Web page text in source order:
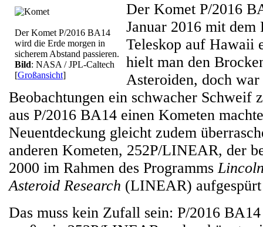
Der Komet P/2016 BA14
wird die Erde morgen in
sicherem Abstand passieren.
Bild: NASA / JPL-Caltech
[Großansicht]
Der Komet P/2016
Januar 2016 mit dem
Teleskop auf Hawaii
hielt man den
Asteroiden, doch
Beobachtungen ein schwacher Schweif
aus P/2016 BA14 einen Kometen
Neuentdeckung gleicht zudem
anderen Kometen, 252P/LINEAR, der
2000 im Rahmen des Programms
Asteroid Research (LINEAR)
Das muss kein Zufall sein: P/2016